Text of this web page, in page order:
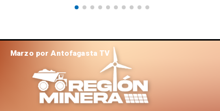
Marzo por Antofagasta TV